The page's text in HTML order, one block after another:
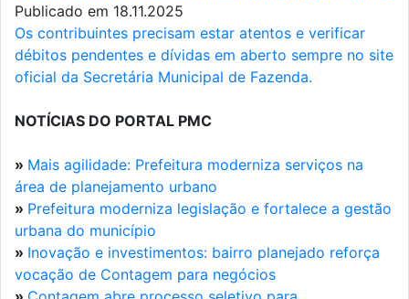
Publicado em 18.11.2025
Os contribuintes precisam estar atentos e verificar
débitos pendentes e dívidas em aberto sempre no site
oficial da Secretária Municipal de Fazenda.
NOTÍCIAS DO PORTAL PMC
» Mais agilidade: Prefeitura moderniza serviços na
área de planejamento urbano
» Prefeitura moderniza legislação e fortalece a gestão
urbana do município
» Inovação e investimentos: bairro planejado reforça
vocação de Contagem para negócios